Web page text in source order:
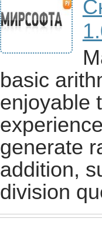
basic
enjoyable
generate
addition,
division